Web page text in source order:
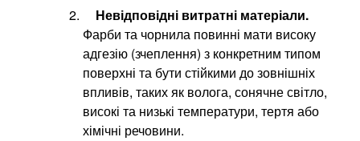
Невідповідні витратні матеріали.
Фарби та чорнила повинні мати високу
адгезію (зчеплення) з конкретним типом
поверхні та бути стійкими до зовнішніх
впливів, таких як волога, сонячне світло,
високі та низькі температури, тертя або
хімічні речовини.